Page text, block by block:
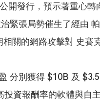
開發行，預示著重心轉
治緊張局勢催生了經由
關的網路攻擊對 史賽
分別獲得 $10B 及
資報酬率的軟體與自主